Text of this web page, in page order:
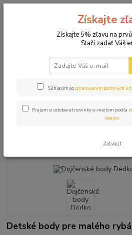
Dojčenské body
Detské body pre malého
Získajte
Získajte 5% zľavu na
Stačí zadať Váš
Súhlasím sospracovaním osobných
Prajem si odoberať novinky e-mailom podľa
údajov.
Zatvoriť